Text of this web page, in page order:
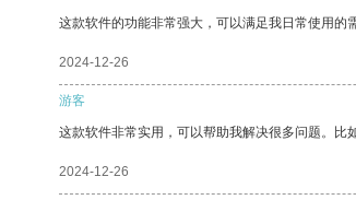
这款软件的功能非常强大，可以满足我日常使用的需
2024-12-26
游客
这款软件非常实用，可以帮助我解决很多问题。比
2024-12-26